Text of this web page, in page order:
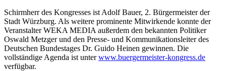
Schirmherr des Kongresses ist Adolf Bauer, 2. Bürgermeister der
Stadt Würzburg. Als weitere prominente Mitwirkende konnte der
Veranstalter WEKA MEDIA außerdem den bekannten Politiker
Oswald Metzger und den Presse- und Kommunikationsleiter des
Deutschen Bundestages Dr. Guido Heinen gewinnen. Die
vollständige Agenda ist unterwww.buergermeister-kongress.de
verfügbar.